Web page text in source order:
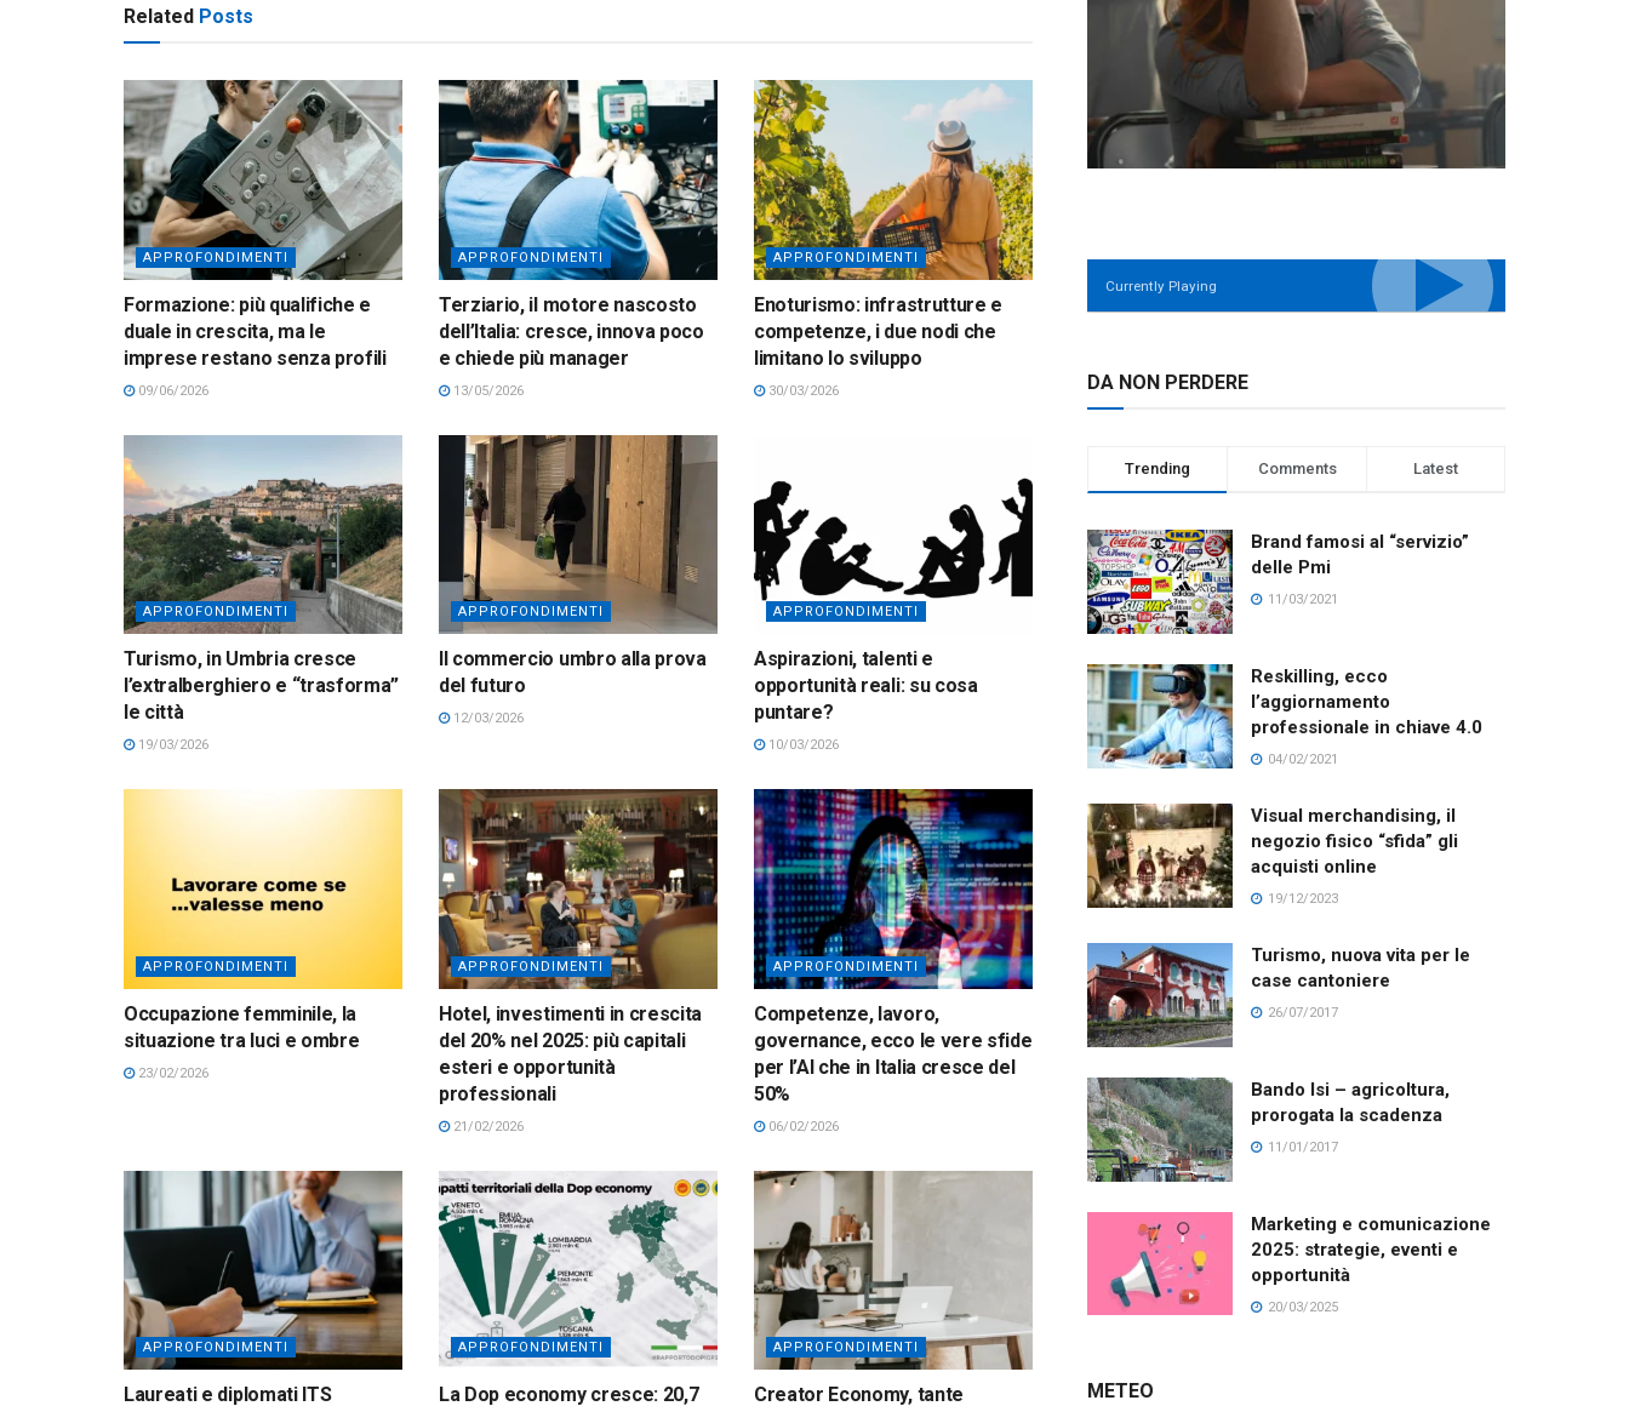
Related Posts
APPROFONDIMENTI
Formazione: più qualifiche e
duale in crescita, ma le
imprese restano senza profili
09/06/2026
APPROFONDIMENTI
Terziario, il motore nascosto
dell’Italia: cresce, innova poco
e chiede più manager
13/05/2026
APPROFONDIMENTI
Enoturismo: infrastrutture e
competenze, i due nodi che
limitano lo sviluppo
30/03/2026
APPROFONDIMENTI
Turismo, in Umbria cresce
l’extralberghiero e “trasforma”
le città
19/03/2026
APPROFONDIMENTI
Il commercio umbro alla prova
del futuro
12/03/2026
APPROFONDIMENTI
Aspirazioni, talenti e
opportunità reali: su cosa
puntare?
10/03/2026
APPROFONDIMENTI
Occupazione femminile, la
situazione tra luci e ombre
23/02/2026
APPROFONDIMENTI
Hotel, investimenti in crescita
del 20% nel 2025: più capitali
esteri e opportunità
professionali
21/02/2026
APPROFONDIMENTI
Competenze, lavoro,
governance, ecco le vere sfide
per l’AI che in Italia cresce del
50%
06/02/2026
APPROFONDIMENTI
Laureati e diplomati ITS
APPROFONDIMENTI
La Dop economy cresce: 20,7
APPROFONDIMENTI
Creator Economy, tante
Currently Playing
DA NON PERDERE
Trending Comments Latest
Brand famosi al “servizio”
delle Pmi
11/03/2021
Reskilling, ecco
l’aggiornamento
professionale in chiave 4.0
04/02/2021
Visual merchandising, il
negozio fisico “sfida” gli
acquisti online
19/12/2023
Turismo, nuova vita per le
case cantoniere
26/07/2017
Bando Isi – agricoltura,
prorogata la scadenza
11/01/2017
Marketing e comunicazione
2025: strategie, eventi e
opportunità
20/03/2025
METEO